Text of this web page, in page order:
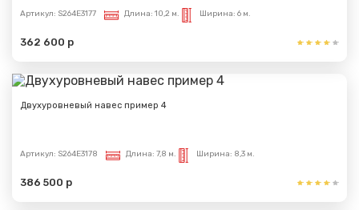
Артикул: S264E3177 Длина: 10,2 м. Ширина: 6 м.
362 600 р
Двухуровневый навес пример 4
Артикул: S264E3178 Длина: 7,8 м. Ширина: 8,3 м.
386 500 р